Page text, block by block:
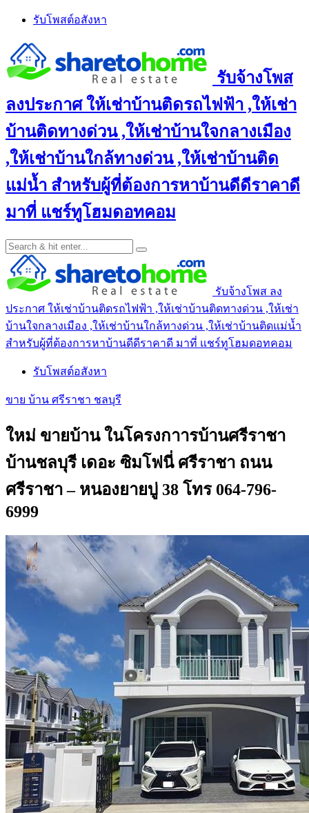
Skip
content
รับโพสต์อสังหา
รับจ้างโพส
ลงประกาศ ให้เช่าบ้านติดรถไฟฟ้า ,ให้เช่า
บ้านติดทางด่วน ,ให้เช่าบ้านใจกลางเมือง
,ให้เช่าบ้านใกล้ทางด่วน ,ให้เช่าบ้านติด
แม่น้ำ สำหรับผู้ที่ต้องการหาบ้านดีดีราคาดี
มาที่ แชร์ทูโฮมดอทคอม
รับจ้างโพส ลง
ประกาศ ให้เช่าบ้านติดรถไฟฟ้า ,ให้เช่าบ้านติดทางด่วน ,ให้เช่า
บ้านใจกลางเมือง ,ให้เช่าบ้านใกล้ทางด่วน ,ให้เช่าบ้านติดแม่น้ำ
สำหรับผู้ที่ต้องการหาบ้านดีดีราคาดี มาที่ แชร์ทูโฮมดอทคอม
รับโพสต์อสังหา
ขาย บ้าน ศรีราชา ชลบุรี
ใหม่ ขายบ้าน ในโครงกาารบ้านศรีราชา
บ้านชลบุรี เดอะ ซิมโฟนี่ ศรีราชา ถนน
ศรีราชา – หนองยายบู่ 38 โทร 064-796-
6999